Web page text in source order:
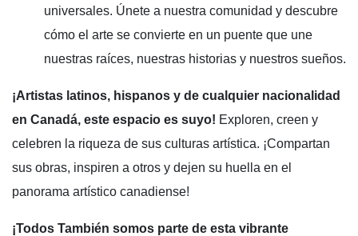
universales. Únete a nuestra comunidad y descubre
cómo el arte se convierte en un puente que une
nuestras raíces, nuestras historias y nuestros sueños.
¡Artistas latinos, hispanos y de cualquier nacionalidad
en Canadá, este espacio es suyo! Exploren, creen y
celebren la riqueza de sus culturas artística. ¡Compartan
sus obras, inspiren a otros y dejen su huella en el
panorama artístico canadiense!
¡Todos También somos parte de esta vibrante